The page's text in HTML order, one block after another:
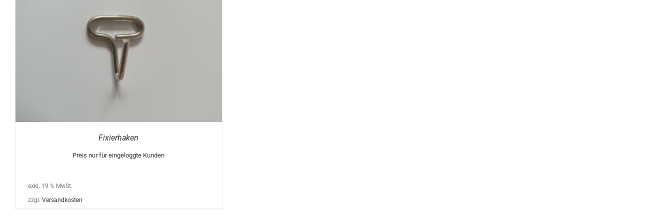
Fixierhaken
Preis nur für eingeloggte Kunden
exkl. 19 % MwSt.
zzgl. Versandkosten